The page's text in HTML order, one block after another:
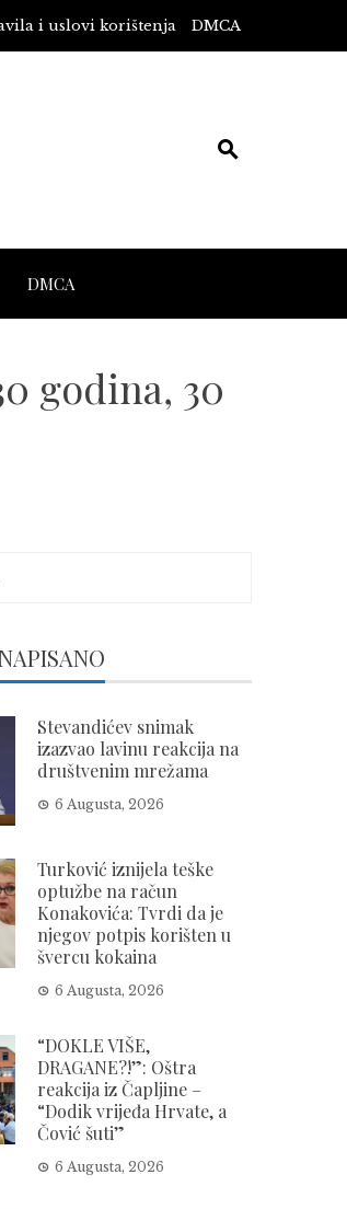
i uslovi korištenja DMCA
DMCA
godina, 30
Stevandićev snimak
izazvao lavinu reakcija na
društvenim mrežama
6 Augusta, 2026
Turković iznijela teške
optužbe na račun
Konakovića: Tvrdi da je
njegov potpis korišten u
švercu kokaina
6 Augusta, 2026
“DOKLE VIŠE,
DRAGANE?!”: Oštra
reakcija iz Čapljine –
“Dodik vrijeđa Hrvate, a
Čović šuti”
6 Augusta, 2026